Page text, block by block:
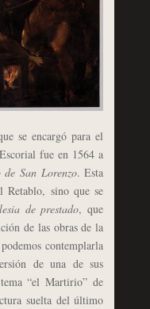
se encargó para el
fue en 1564 a
San Lorenzo. Esta
Retablo, sino que se
de prestado, que
de las obras de la
contemplarla
de una de sus
“el Martirio” de
suelta del último